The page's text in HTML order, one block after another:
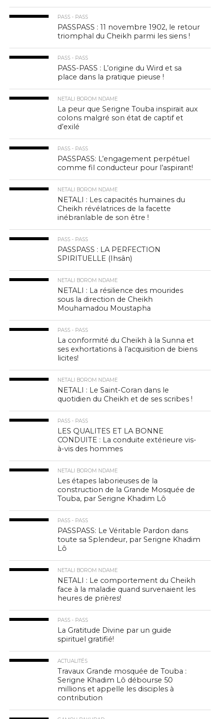
PASS - PASS
PASSPASS : 11 novembre 1902, le retour
triomphal du Cheikh parmi les siens !
PASS - PASS
PASS-PASS : L’origine du Wird et sa
place dans la pratique pieuse !
NETALI BOROM NDAME
La peur que Serigne Touba inspirait aux
colons malgré son état de captif et
d’exilé
PASS - PASS
PASSPASS: L’engagement perpétuel
comme fil conducteur pour l’aspirant!
NETALI BOROM NDAME
NETALI : Les capacités humaines du
Cheikh révélatrices de la facette
inébranlable de son être !
PASS - PASS
PASSPASS : LA PERFECTION
SPIRITUELLE (Ihsân)
NETALI BOROM NDAME
NETALI : La résilience des mourides
sous la direction de Cheikh
Mouhamadou Moustapha
PASS - PASS
La conformité du Cheikh à la Sunna et
ses exhortations à l’acquisition de biens
licites!
NETALI BOROM NDAME
NETALI : Le Saint-Coran dans le
quotidien du Cheikh et de ses scribes !
PASS - PASS
LES QUALITES ET LA BONNE
CONDUITE : La conduite extérieure vis-
à-vis des hommes
NETALI BOROM NDAME
Les étapes laborieuses de la
construction de la Grande Mosquée de
Touba, par Serigne Khadim Lô
PASS - PASS
PASSPASS: Le Véritable Pardon dans
toute sa Splendeur, par Serigne Khadim
Lô
NETALI BOROM NDAME
NETALI : Le comportement du Cheikh
face à la maladie quand survenaient les
heures de prières!
PASS - PASS
La Gratitude Divine par un guide
spirituel gratifié!
ACTUALITÉS
Travaux Grande mosquée de Touba :
Serigne Khadim Lô débourse 50
millions et appelle les disciples à
contribution